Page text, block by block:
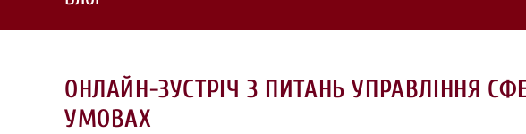
ОНЛАЙН-ЗУСТРІЧ З ПИТАНЬ УПРАВЛІННЯ
УМОВАХ